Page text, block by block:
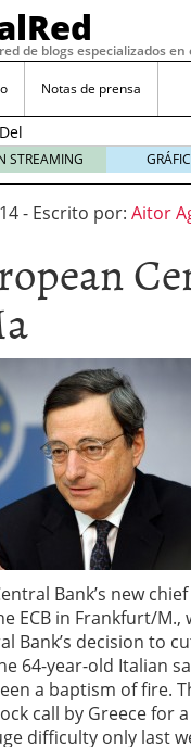
de blogs especializados
Notas de prensa
Del
depósito
a la
cómo
la
gestión
del
España
05/08/2026
de convenio en
cuando ya es
de SIFX: Lo Que
29/06/2026
empresa online vs
2026
afrontar una baja
05/2026
STREAMING
- Escrito por: Aitor
Bank’s new
ECB in Frankfurt/
Bank’s decision to
64-year-old Italian
a baptism of fire.
call by Greece for
difficulty only last